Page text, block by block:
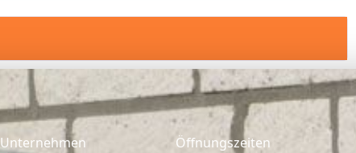
Unternehmen Öffnungszeiten